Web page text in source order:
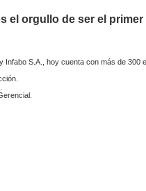
el orgullo de ser el
Infabo S.A., hoy cuenta con más de 300